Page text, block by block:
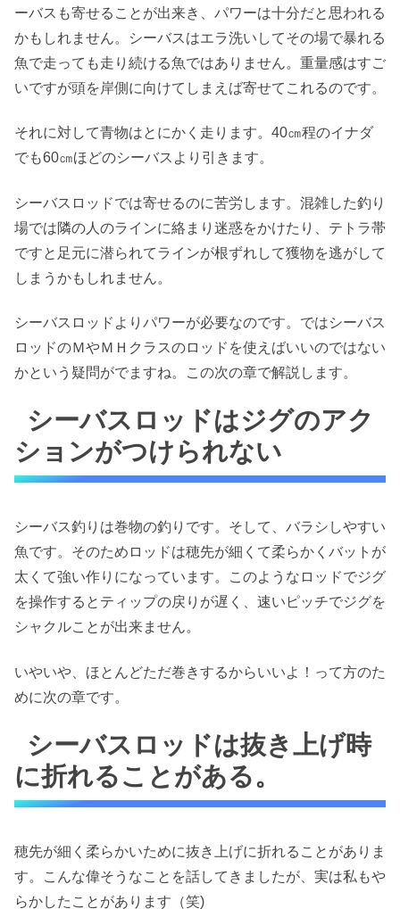
ーバスも寄せることが出来き、パワーは十分だと思われる
かもしれません。シーバスはエラ洗いしてその場で暴れる
魚で走っても走り続ける魚ではありません。重量感はすご
いですが頭を岸側に向けてしまえば寄せてこれるのです。
それに対して青物はとにかく走ります。40㎝程のイナダ
でも60㎝ほどのシーバスより引きます。
シーバスロッドでは寄せるのに苦労します。混雑した釣り
場では隣の人のラインに絡まり迷惑をかけたり、テトラ帯
ですと足元に潜られてラインが根ずれして獲物を逃がして
しまうかもしれません。
シーバスロッドよりパワーが必要なのです。ではシーバス
ロッドのＭやＭＨクラスのロッドを使えばいいのではない
かという疑問がでますね。この次の章で解説します。
シーバスロッドはジグのアク
ションがつけられない
シーバス釣りは巻物の釣りです。そして、バラシしやすい
魚です。そのためロッドは穂先が細くて柔らかくバットが
太くて強い作りになっています。このようなロッドでジグ
を操作するとティップの戻りが遅く、速いピッチでジグを
シャクルことが出来ません。
いやいや、ほとんどただ巻きするからいいよ！って方のた
めに次の章です。
シーバスロッドは抜き上げ時
に折れることがある。
穂先が細く柔らかいために抜き上げに折れることがありま
す。こんな偉そうなことを話してきましたが、実は私もや
らかしたことがあります（笑)